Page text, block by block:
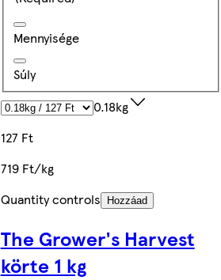
Mennyisége
Súly
0.18kg
127 Ft
719 Ft/kg
Quantity controls
Hozzáad
The Grower's Harvest
körte 1 kg